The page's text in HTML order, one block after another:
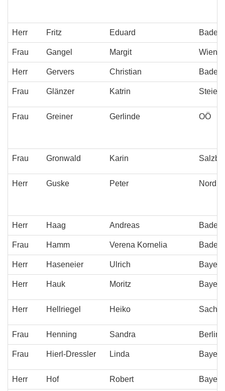
Herr Fritz Eduard
Frau Gangel Margit Wien
Herr Gervers Christian
Frau Glänzer Katrin
Frau Greiner Gerlinde OÖ
Frau Gronwald Karin
Herr Guske Peter
Herr Haag Andreas
Frau Hamm Verena Kornelia
Herr Haseneier Ulrich Bayern
Herr Hauk Moritz Bayern
Herr Hellriegel Heiko
Frau Henning Sandra Berlin
Frau Hierl-Dressler Linda Bayern
Herr Hof Robert Bayern